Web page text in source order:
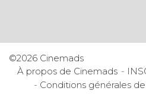
©2026 Cinemads
À propos de Cinemads
Conditions générales